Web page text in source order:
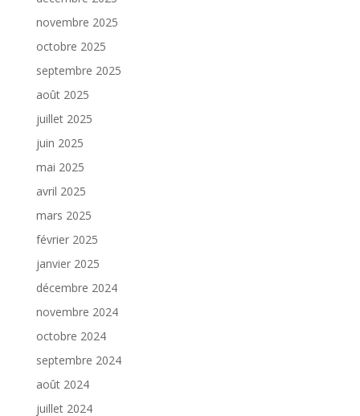
novembre 2025
octobre 2025
septembre 2025
août 2025
juillet 2025
juin 2025
mai 2025
avril 2025
mars 2025
février 2025
janvier 2025
décembre 2024
novembre 2024
octobre 2024
septembre 2024
août 2024
juillet 2024